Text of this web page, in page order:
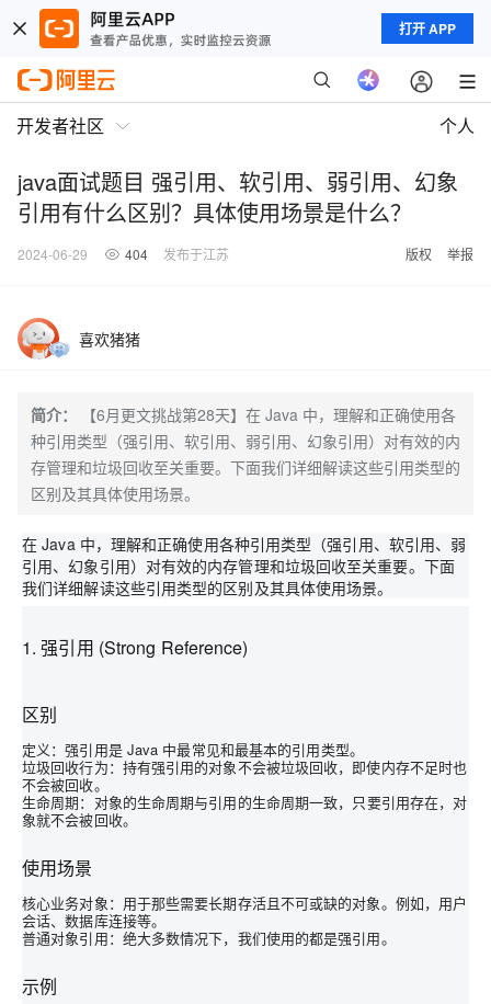
打开 APP
开发者社区 个人
java面试题目 强引用、软引用、弱引用、幻象
引用有什么区别？具体使用场景是什么？
2024-06-29 404 发布于江苏 版权 举报
喜欢猪猪
简介：
【6月更文挑战第28天】在 Java 中，理解和正确使用各
种引用类型（强引用、软引用、弱引用、幻象引用）对有效的内
存管理和垃圾回收至关重要。下面我们详细解读这些引用类型的
区别及其具体使用场景。
在 Java 中，理解和正确使用各种引用类型（强引用、软引用、弱
引用、幻象引用）对有效的内存管理和垃圾回收至关重要。下面
我们详细解读这些引用类型的区别及其具体使用场景。
1. 强引用 (Strong Reference)
区别
定义：强引用是 Java 中最常见和最基本的引用类型。
垃圾回收行为：持有强引用的对象不会被垃圾回收，即使内存不足时也
不会被回收。
生命周期：对象的生命周期与引用的生命周期一致，只要引用存在，对
象就不会被回收。
使用场景
核心业务对象：用于那些需要长期存活且不可或缺的对象。例如，用户
会话、数据库连接等。
普通对象引用：绝大多数情况下，我们使用的都是强引用。
示例